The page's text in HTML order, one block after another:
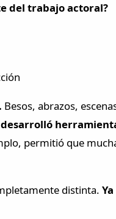
del trabajo actoral?
Besos, abrazos,
permitió que
distinta.